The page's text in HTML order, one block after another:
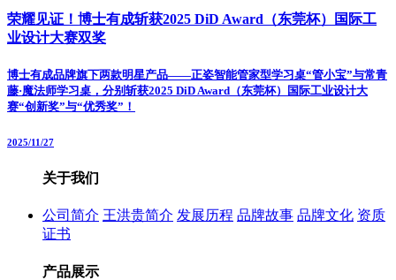
荣耀见证！博士有成斩获2025 DiD Award（东莞杯）国际工
业设计大赛双奖
博士有成品牌旗下两款明星产品——正姿智能管家型学习桌“管小宝”与常青
藤·魔法师学习桌，分别斩获2025 DiD Award（东莞杯）国际工业设计大
赛“创新奖”与“优秀奖”！
2025/11/27
关于我们
公司简介 王洪贵简介 发展历程 品牌故事 品牌文化 资质
证书
产品展示